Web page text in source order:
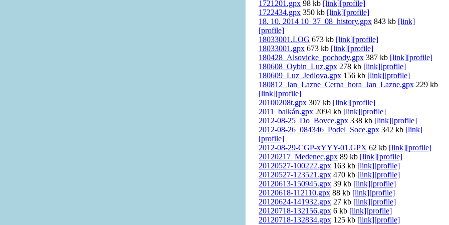
1721201.gpx 98 kb [link][profile]
1722434.gpx 350 kb [link][profile]
18. 10. 2014 10_37_08_history.gpx 843 kb [link]
[profile]
18033001.LOG 673 kb [link][profile]
18033001.gpx 673 kb [link][profile]
180428_Alsovicke_pochody.gpx 387 kb [link][profile]
180608_Oybin_Luz.gpx 278 kb [link][profile]
180609_Luz_Jedlova.gpx 156 kb [link][profile]
180812_Jan_Lazne_Cerna_hora_Jan_Lazne.gpx 229 kb
[link][profile]
20100208t.gpx 307 kb [link][profile]
2011_balkán.gpx 2094 kb [link][profile]
2012-08-25_Do_Bovce.gpx 338 kb [link][profile]
2012-08-26_084346_Podel_Soce.gpx 342 kb [link]
[profile]
2012-08-29-CGP-xYYY-01.GPX 62 kb [link][profile]
20120217_Medenec.gpx 89 kb [link][profile]
20120527-100222.gpx 163 kb [link][profile]
20120527-123521.gpx 470 kb [link][profile]
20120613-150945.gpx 39 kb [link][profile]
20120618-112110.gpx 88 kb [link][profile]
20120624-141932.gpx 27 kb [link][profile]
20120718-132156.gpx 6 kb [link][profile]
20120718-132834.gpx 125 kb [link][profile]